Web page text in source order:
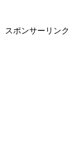
スポンサーリンク